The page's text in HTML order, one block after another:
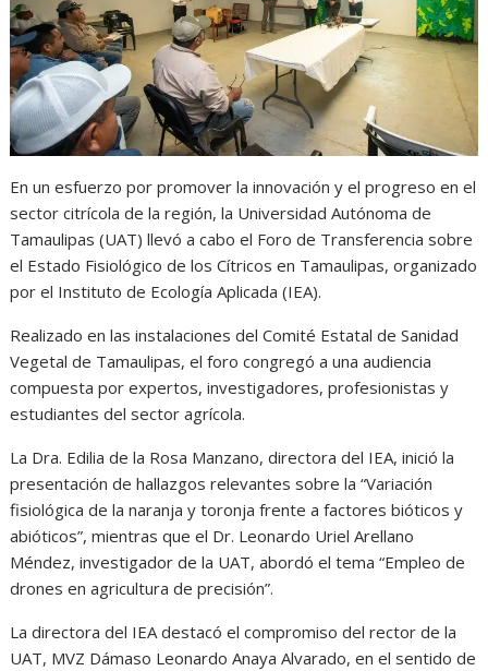
A
p
p
o
o
k
g
e
r
r
a
m
En un esfuerzo por promover la innovación y el progreso en el
sector citrícola de la región, la Universidad Autónoma de
Tamaulipas (UAT) llevó a cabo el Foro de Transferencia sobre
el Estado Fisiológico de los Cítricos en Tamaulipas, organizado
por el Instituto de Ecología Aplicada (IEA).
Realizado en las instalaciones del Comité Estatal de Sanidad
Vegetal de Tamaulipas, el foro congregó a una audiencia
compuesta por expertos, investigadores, profesionistas y
estudiantes del sector agrícola.
La Dra. Edilia de la Rosa Manzano, directora del IEA, inició la
presentación de hallazgos relevantes sobre la “Variación
fisiológica de la naranja y toronja frente a factores bióticos y
abióticos”, mientras que el Dr. Leonardo Uriel Arellano
Méndez, investigador de la UAT, abordó el tema “Empleo de
drones en agricultura de precisión”.
La directora del IEA destacó el compromiso del rector de la
UAT, MVZ Dámaso Leonardo Anaya Alvarado, en el sentido de